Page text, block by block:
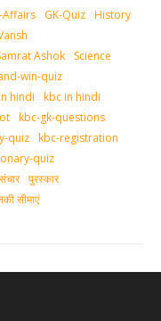
Affairs GK-Quiz History
Ashok
Science
win-quiz
hindi
kbc in hindi
kbc-gk-questions
quiz kbc-registration
quiz
पुरस्‍कार
सीमाएं